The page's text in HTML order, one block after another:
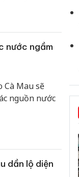
nước ngầm
Cà Mau sẽ
nguồn nước
dần lộ diện
tìm bị hại trong vụ
án sản xuất, buôn
bán yến sào giả